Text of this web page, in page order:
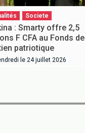
Societe
: Smarty offre 2,5
F CFA au Fonds de
patriotique
le 24 juillet 2026